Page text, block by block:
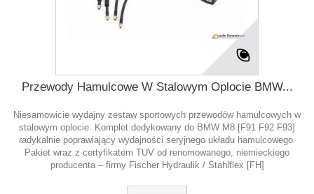
Przewody Hamulcowe W Stalowym Oplocie BMW...
Niesamowicie wydajny zestaw sportowych przewodów hamulcowych w
stalowym oplocie. Komplet dedykowany do BMW M8 [F91 F92 F93]
radykalnie poprawiający wydajności seryjnego układu hamulcowego.
Pakiet wraz z certyfikatem TUV od renomowanego, niemieckiego
producenta – firmy Fischer Hydraulik / Stahlflex [FH]